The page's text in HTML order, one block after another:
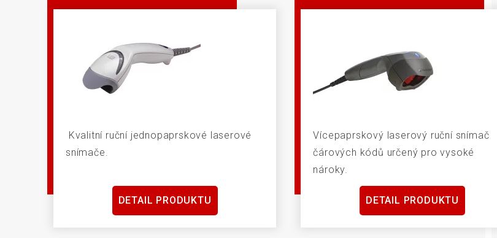
Kvalitní ruční jednopaprskové laserové
snímače.
DETAIL PRODUKTU
Vícepaprskový laserový ruční snímač
čárových kódů určený pro vysoké
nároky.
DETAIL PRODUKTU